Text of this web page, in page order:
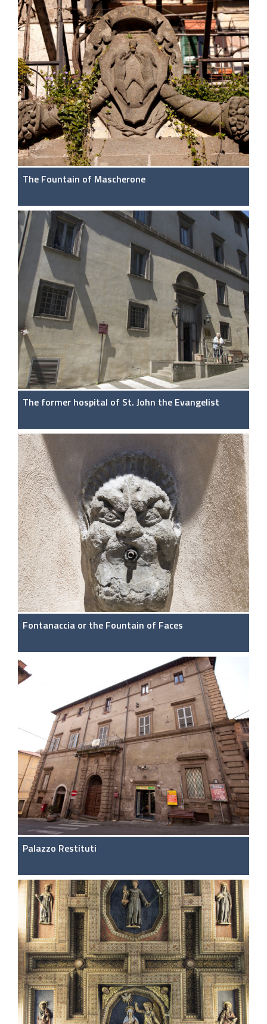
The Fountain of Mascherone
The former hospital of St. John the Evangelist
Fontanaccia or the Fountain of Faces
Palazzo Restituti